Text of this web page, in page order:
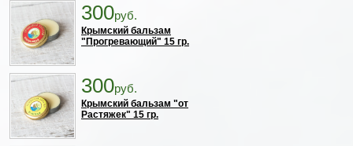
300руб.
Крымский бальзам
"Прогревающий" 15 гр.
300руб.
Крымский бальзам "от
Растяжек" 15 гр.